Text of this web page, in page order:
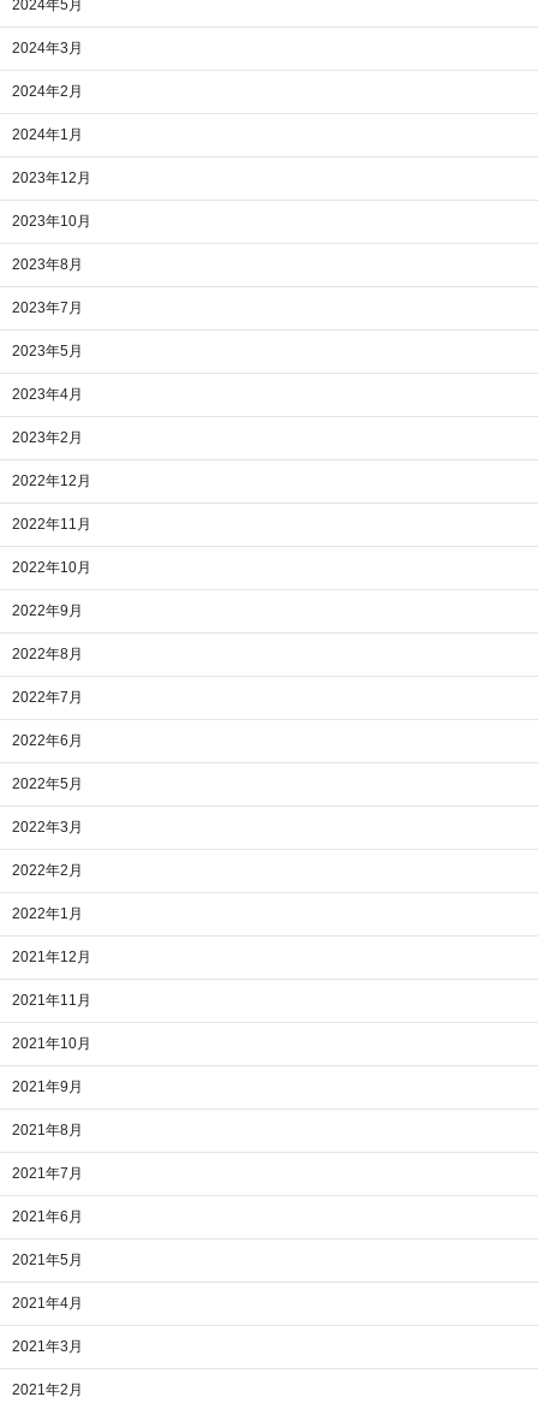
2024年5月
2024年3月
2024年2月
2024年1月
2023年12月
2023年10月
2023年8月
2023年7月
2023年5月
2023年4月
2023年2月
2022年12月
2022年11月
2022年10月
2022年9月
2022年8月
2022年7月
2022年6月
2022年5月
2022年3月
2022年2月
2022年1月
2021年12月
2021年11月
2021年10月
2021年9月
2021年8月
2021年7月
2021年6月
2021年5月
2021年4月
2021年3月
2021年2月